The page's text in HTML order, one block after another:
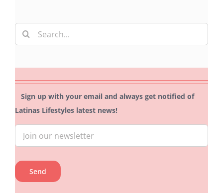
Search
for:
Sign up with your email and always get notified of
Latinas Lifestyles latest news!